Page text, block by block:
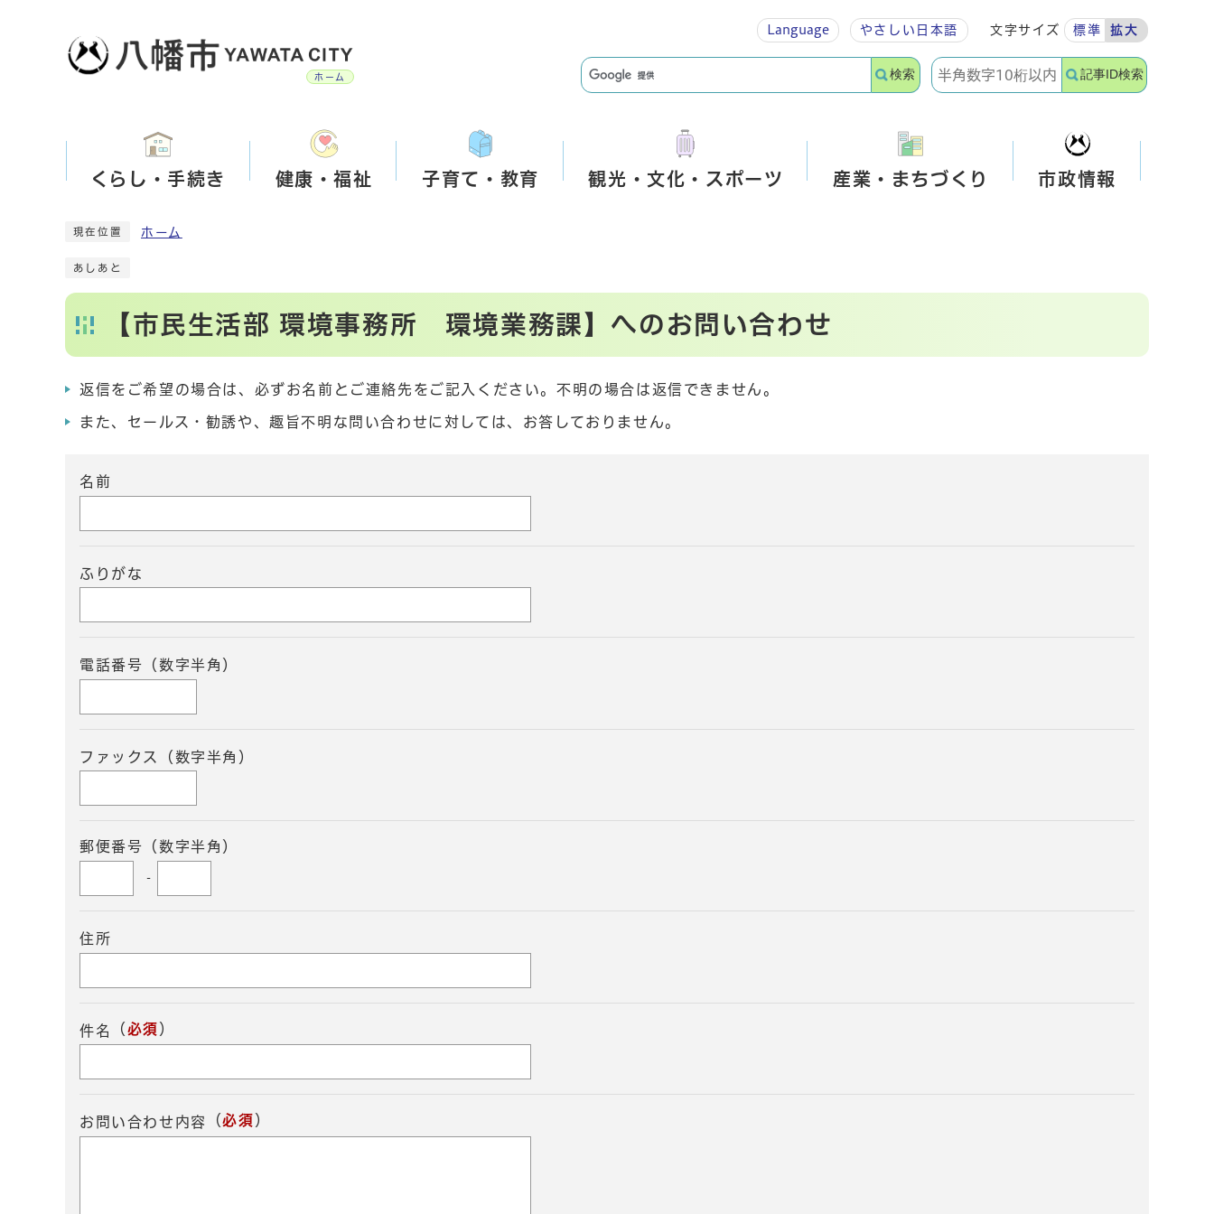
ホーム
Language やさしい 日本語 文字サイズ 標準 拡大
検索 記事ID検索
くらし・手続き 健康・福祉 子育て・教育 観光・文化・スポーツ 産業・まちづくり 市政情報
現在位置 ホーム
あしあと
【市民生活部 環境事務所 環境業務課】へのお問い合わせ
返信をご希望の場合は、必ずお名前とご連絡先をご記入ください。不明の場合は返信できません。
また、セールス・勧誘や、趣旨不明な問い合わせに対しては、お答しておりません。
名前
ふりがな
電話番号（数字半角）
ファックス（数字半角）
郵便番号（数字半角）
-
住所
件名 （ 必須 ）
お問い合わせ内容 （必須 ）